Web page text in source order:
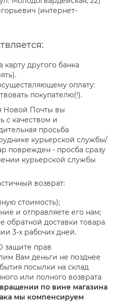
(интернет-
другого банка
оплату:
покупателю(!).
Новой Почты вы
с качеством и
просьба
курьерской службы/
поврежден - просба сразу
курьерской службы
возврат:
стоимость);
и отправляете его нам;
обратной доставки товара
3-х рабочих дней.
защите прав
Вам деньги не позднее
посылки на склад
или полного возврата
по вине магазина
мы компенсируем